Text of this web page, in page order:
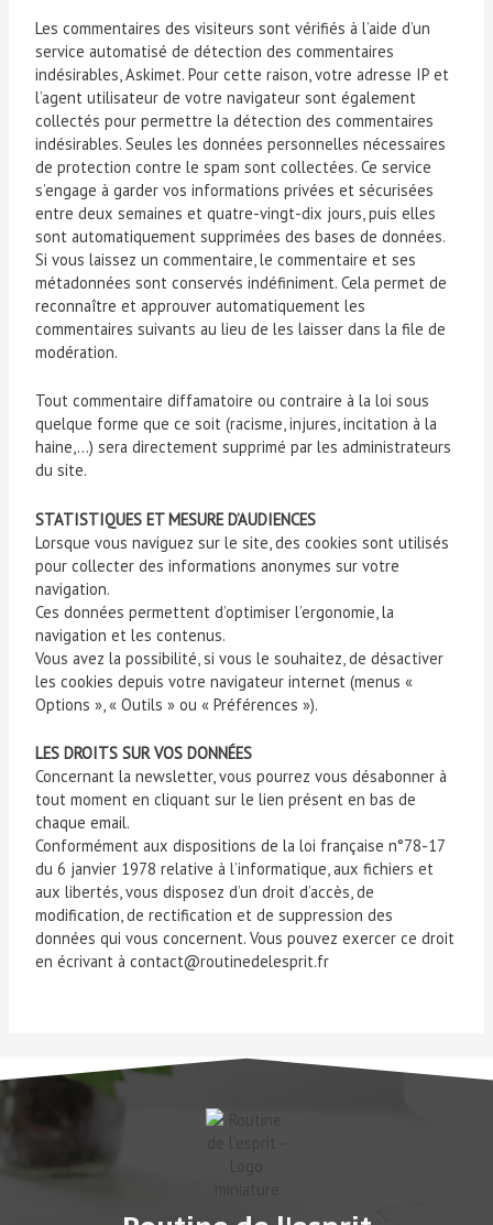
Les commentaires des visiteurs sont vérifiés à l’aide d’un
service automatisé de détection des commentaires
indésirables, Askimet. Pour cette raison, votre adresse IP et
l’agent utilisateur de votre navigateur sont également
collectés pour permettre la détection des commentaires
indésirables. Seules les données personnelles nécessaires
de protection contre le spam sont collectées. Ce service
s’engage à garder vos informations privées et sécurisées
entre deux semaines et quatre-vingt-dix jours, puis elles
sont automatiquement supprimées des bases de données.
Si vous laissez un commentaire, le commentaire et ses
métadonnées sont conservés indéfiniment. Cela permet de
reconnaître et approuver automatiquement les
commentaires suivants au lieu de les laisser dans la file de
modération.
Tout commentaire diffamatoire ou contraire à la loi sous
quelque forme que ce soit (racisme, injures, incitation à la
haine,…) sera directement supprimé par les administrateurs
du site.
STATISTIQUES ET MESURE D’AUDIENCES
Lorsque vous naviguez sur le site, des cookies sont utilisés
pour collecter des informations anonymes sur votre
navigation.
Ces données permettent d’optimiser l’ergonomie, la
navigation et les contenus.
Vous avez la possibilité, si vous le souhaitez, de désactiver
les cookies depuis votre navigateur internet (menus «
Options », « Outils » ou « Préférences »).
LES DROITS SUR VOS DONNÉES
Concernant la newsletter, vous pourrez vous désabonner à
tout moment en cliquant sur le lien présent en bas de
chaque email.
Conformément aux dispositions de la loi française n°78-17
du 6 janvier 1978 relative à l’informatique, aux fichiers et
aux libertés, vous disposez d’un droit d’accès, de
modification, de rectification et de suppression des
données qui vous concernent. Vous pouvez exercer ce droit
en écrivant à contact@routinedelesprit.fr